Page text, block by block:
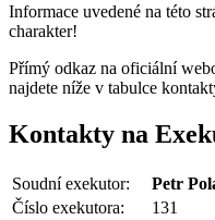
Informace uvedené na této
charakter!
Přímý odkaz na oficiální
najdete níže v tabulce
Kontakty na
Soudní exekutor:
Petr
Číslo exekutora:
131